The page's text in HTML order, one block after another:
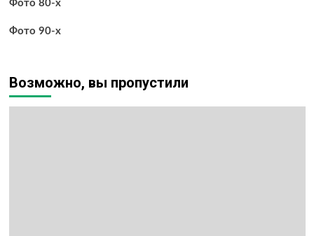
Фото 80-х
Фото 90-х
Возможно, вы пропустили